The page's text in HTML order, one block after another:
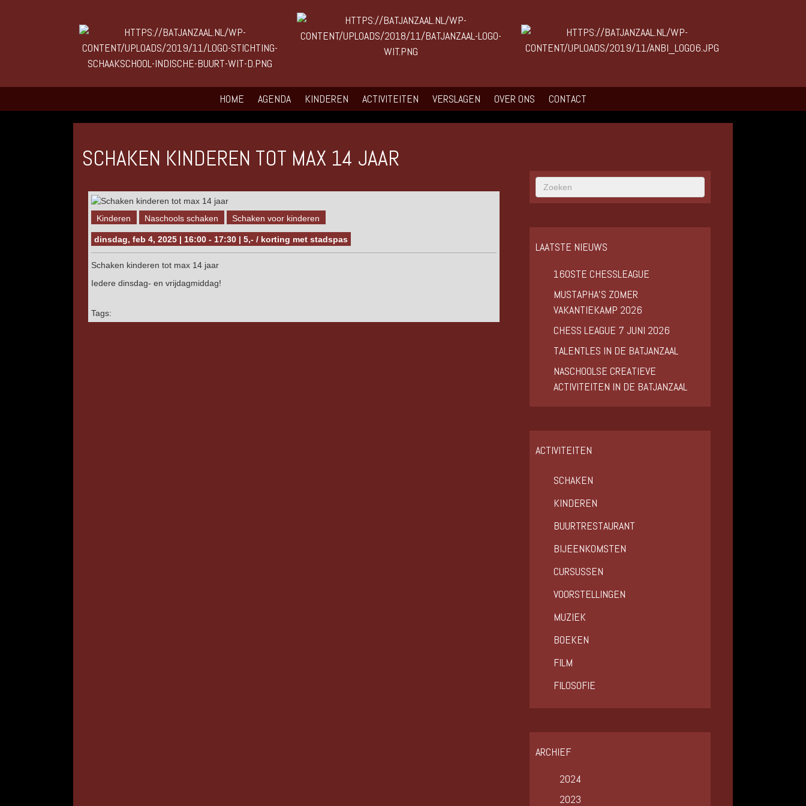
HOME AGENDA KINDEREN ACTIVITEITEN VERSLAGEN OVER ONS CONTACT
SCHAKEN KINDEREN TOT MAX 14 JAAR
Kinderen Naschools schaken Schaken voor kinderen
dinsdag, feb 4, 2025 | 16:00 - 17:30 | 5,- / korting met stadspas
Schaken kinderen tot max 14 jaar
Iedere dinsdag- en vrijdagmiddag!
Tags:
LAATSTE NIEUWS
160STE CHESSLEAGUE
MUSTAPHA’S ZOMER
VAKANTIEKAMP 2026
CHESS LEAGUE 7 JUNI 2026
TALENTLES IN DE BATJANZAAL
NASCHOOLSE CREATIEVE
ACTIVITEITEN IN DE BATJANZAAL
ACTIVITEITEN
SCHAKEN
KINDEREN
BUURTRESTAURANT
BIJEENKOMSTEN
CURSUSSEN
VOORSTELLINGEN
MUZIEK
BOEKEN
FILM
FILOSOFIE
ARCHIEF
2024
2023